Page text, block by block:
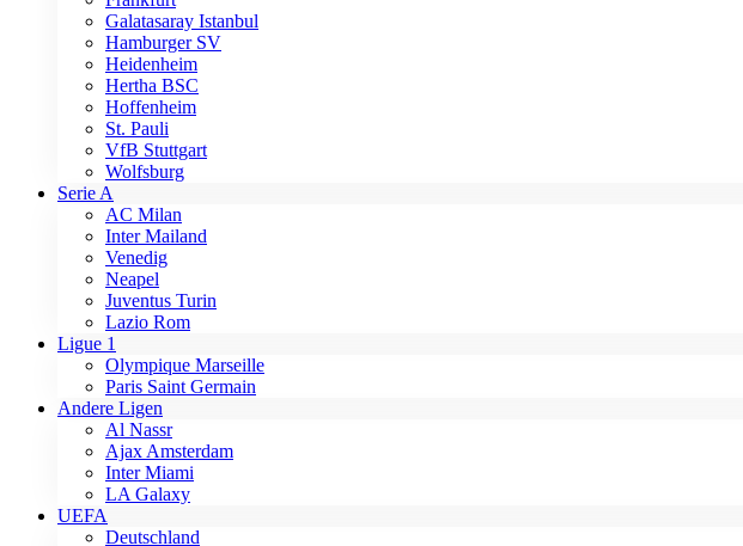
Galatasaray Istanbul
Hamburger SV
Heidenheim
Hertha BSC
Hoffenheim
St. Pauli
VfB Stuttgart
Wolfsburg
Serie A
AC Milan
Inter Mailand
Venedig
Neapel
Juventus Turin
Lazio Rom
Ligue 1
Olympique Marseille
Paris Saint Germain
Andere Ligen
Al Nassr
Ajax Amsterdam
Inter Miami
LA Galaxy
UEFA
Deutschland